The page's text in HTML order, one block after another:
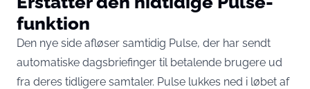
funktion
Den nye side afløser samtidig Pulse, der har sendt
automatiske dagsbriefinger til betalende brugere ud
fra deres tidligere samtaler. Pulse lukkes ned i løbet af